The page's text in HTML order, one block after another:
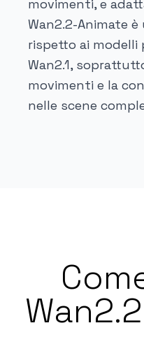
movimenti, e
Wan2.2-Animate
rispetto ai modelli
Wan2.1,
movimenti e la
nelle scene